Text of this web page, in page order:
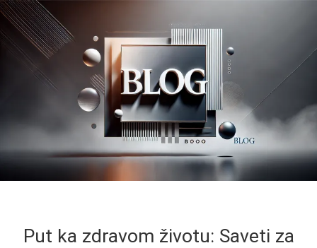
Put ka zdravom životu: Saveti za